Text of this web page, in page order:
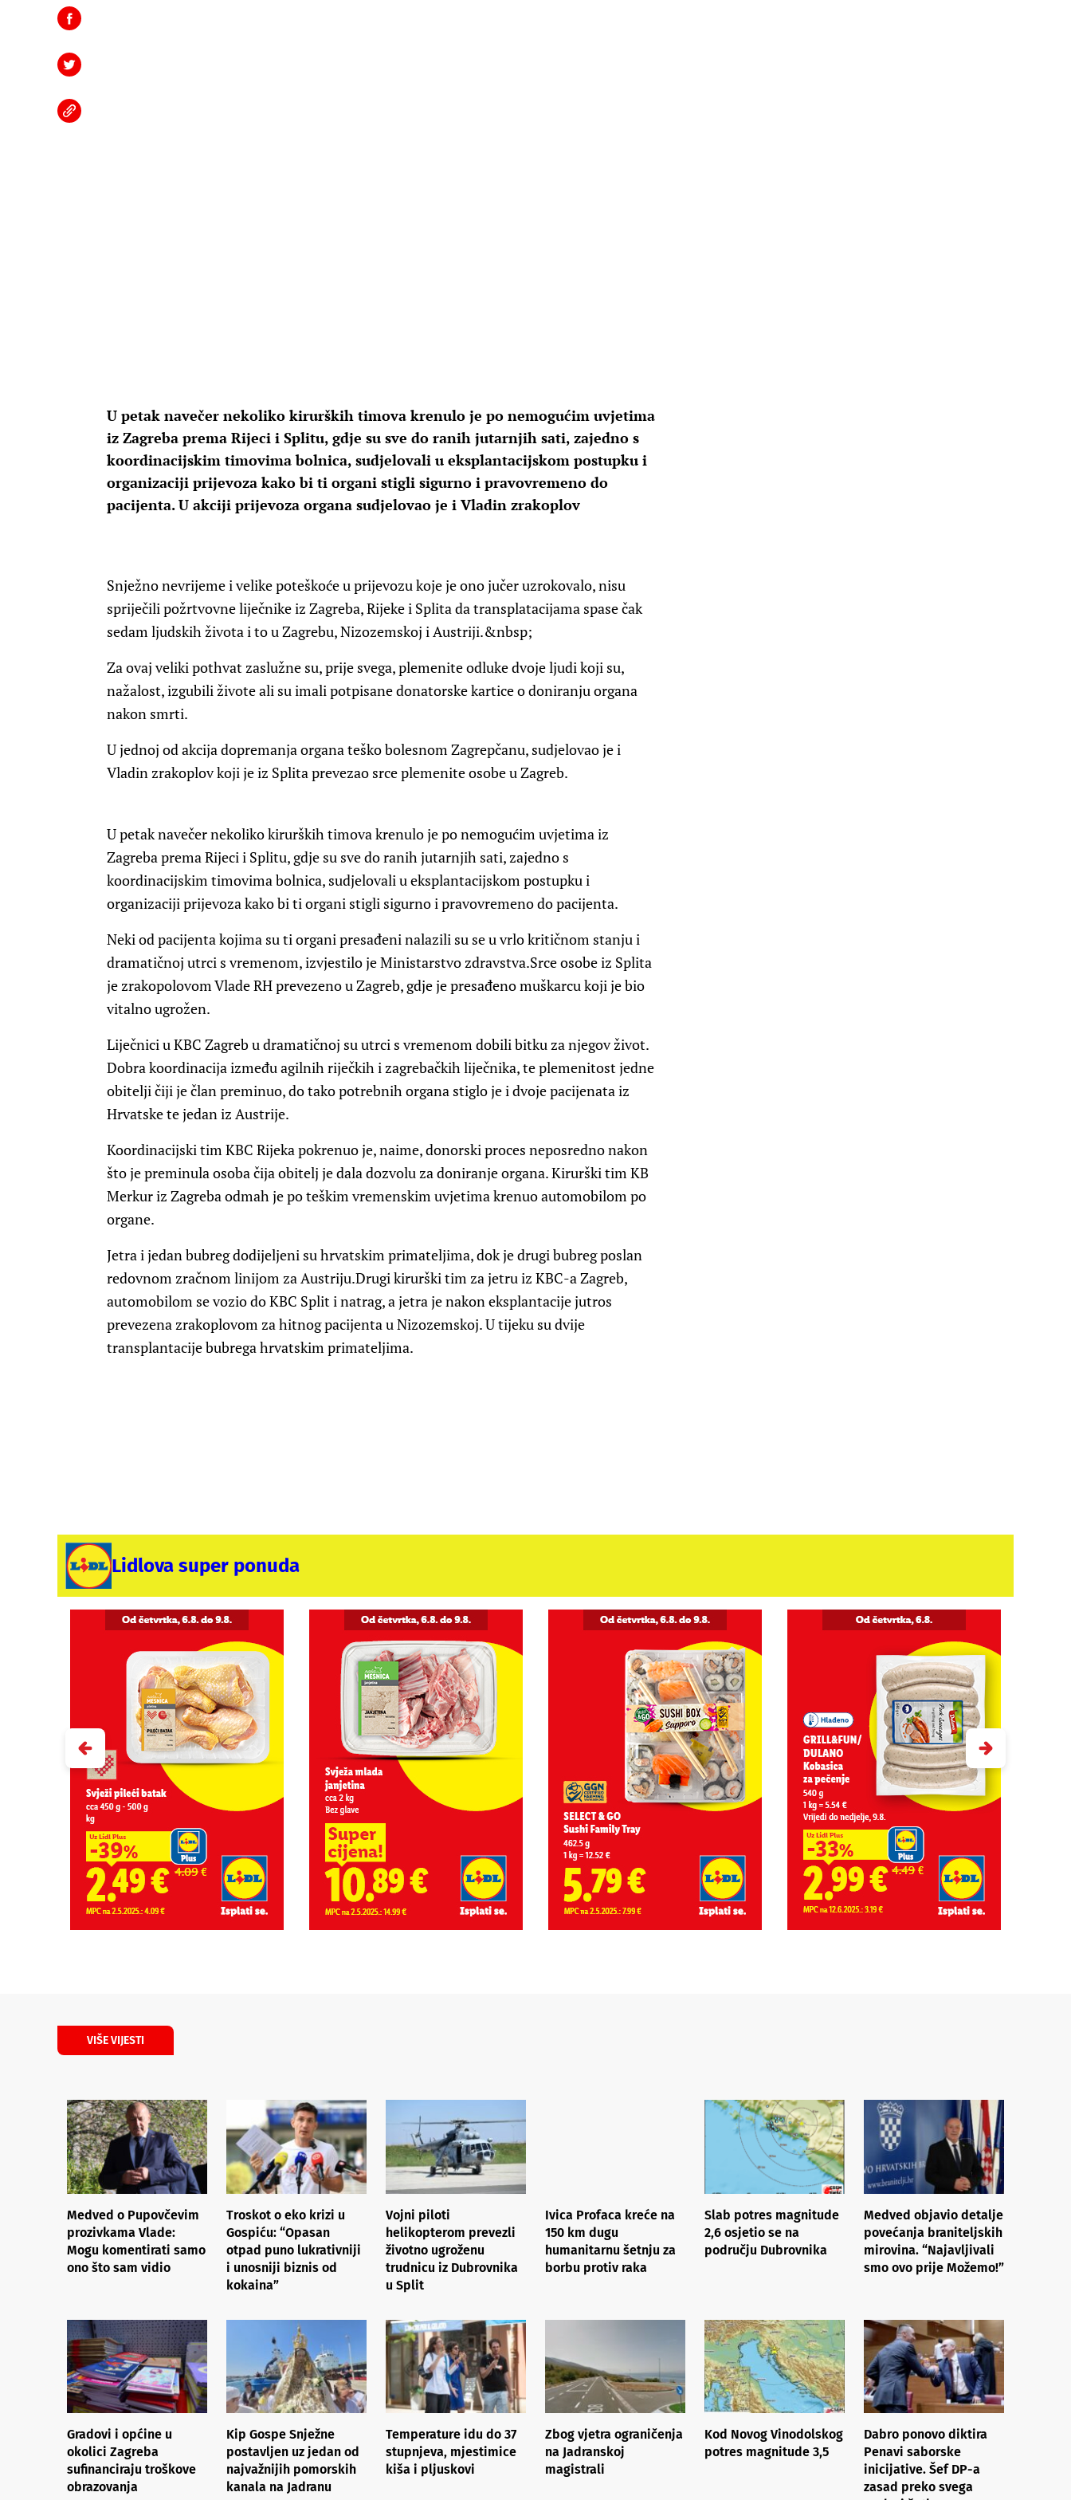
U petak navečer nekoliko kirurških timova krenulo je po nemogućim uvjetima
iz Zagreba prema Rijeci i Splitu, gdje su sve do ranih jutarnjih sati, zajedno s
koordinacijskim timovima bolnica, sudjelovali u eksplantacijskom postupku i
organizaciji prijevoza kako bi ti organi stigli sigurno i pravovremeno do
pacijenta. U akciji prijevoza organa sudjelovao je i Vladin zrakoplov
Snježno nevrijeme i velike poteškoće u prijevozu koje je ono jučer uzrokovalo, nisu
spriječili požrtvovne liječnike iz Zagreba, Rijeke i Splita da transplatacijama spase čak
sedam ljudskih života i to u Zagrebu, Nizozemskoj i Austriji.&nbsp;
Za ovaj veliki pothvat zaslužne su, prije svega, plemenite odluke dvoje ljudi koji su,
nažalost, izgubili živote ali su imali potpisane donatorske kartice o doniranju organa
nakon smrti.
U jednoj od akcija dopremanja organa teško bolesnom Zagrepčanu, sudjelovao je i
Vladin zrakoplov koji je iz Splita prevezao srce plemenite osobe u Zagreb.
U petak navečer nekoliko kirurških timova krenulo je po nemogućim uvjetima iz
Zagreba prema Rijeci i Splitu, gdje su sve do ranih jutarnjih sati, zajedno s
koordinacijskim timovima bolnica, sudjelovali u eksplantacijskom postupku i
organizaciji prijevoza kako bi ti organi stigli sigurno i pravovremeno do pacijenta.
Neki od pacijenta kojima su ti organi presađeni nalazili su se u vrlo kritičnom stanju i
dramatičnoj utrci s vremenom, izvjestilo je Ministarstvo zdravstva.Srce osobe iz Splita
je zrakopolovom Vlade RH prevezeno u Zagreb, gdje je presađeno muškarcu koji je bio
vitalno ugrožen.
Liječnici u KBC Zagreb u dramatičnoj su utrci s vremenom dobili bitku za njegov život.
Dobra koordinacija između agilnih riječkih i zagrebačkih liječnika, te plemenitost jedne
obitelji čiji je član preminuo, do tako potrebnih organa stiglo je i dvoje pacijenata iz
Hrvatske te jedan iz Austrije.
Koordinacijski tim KBC Rijeka pokrenuo je, naime, donorski proces neposredno nakon
što je preminula osoba čija obitelj je dala dozvolu za doniranje organa. Kirurški tim KB
Merkur iz Zagreba odmah je po teškim vremenskim uvjetima krenuo automobilom po
organe.
Jetra i jedan bubreg dodijeljeni su hrvatskim primateljima, dok je drugi bubreg poslan
redovnom zračnom linijom za Austriju.Drugi kirurški tim za jetru iz KBC-a Zagreb,
automobilom se vozio do KBC Split i natrag, a jetra je nakon eksplantacije jutros
prevezena zrakoplovom za hitnog pacijenta u Nizozemskoj. U tijeku su dvije
transplantacije bubrega hrvatskim primateljima.
Lidlova super ponuda
VIŠE VIJESTI
Medved o Pupovčevim
prozivkama Vlade:
Mogu komentirati samo
ono što sam vidio
Troskot o eko krizi u
Gospiću: “Opasan
otpad puno lukrativniji
i unosniji biznis od
kokaina”
Vojni piloti
helikopterom prevezli
životno ugroženu
trudnicu iz Dubrovnika
u Split
Ivica Profaca kreće na
150 km dugu
humanitarnu šetnju za
borbu protiv raka
Slab potres magnitude
2,6 osjetio se na
području Dubrovnika
Medved objavio detalje
povećanja braniteljskih
mirovina. “Najavljivali
smo ovo prije Možemo!”
Gradovi i općine u
okolici Zagreba
sufinanciraju troškove
obrazovanja
Kip Gospe Snježne
postavljen uz jedan od
najvažnijih pomorskih
kanala na Jadranu
Temperature idu do 37
stupnjeva, mjestimice
kiša i pljuskovi
Zbog vjetra ograničenja
na Jadranskoj
magistrali
Kod Novog Vinodolskog
potres magnitude 3,5
Dabro ponovo diktira
Penavi saborske
inicijative. Šef DP-a
zasad preko svega